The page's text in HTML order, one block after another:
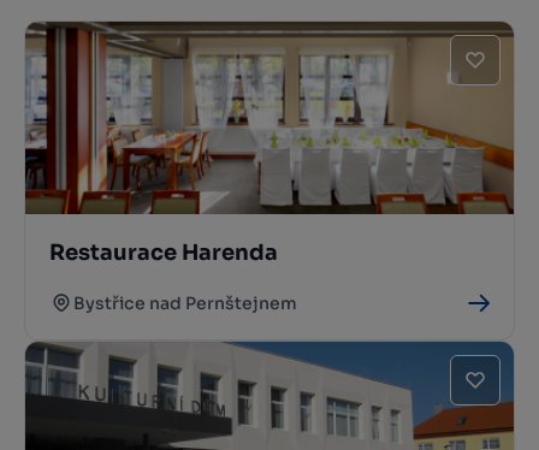
Restaurace Harenda
Bystřice nad Pernštejnem